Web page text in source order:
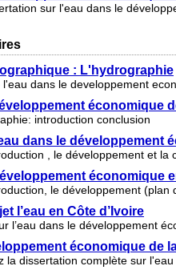
sur l'eau dans le
: L'hydrographie
dans le developpement
économique
introduction conclusion
dans le développement
, le développement et la
économique
le développement (plan
l’eau en Côte d’Ivoire
l’eau dans le développement
économique de
la dissertation complète sur